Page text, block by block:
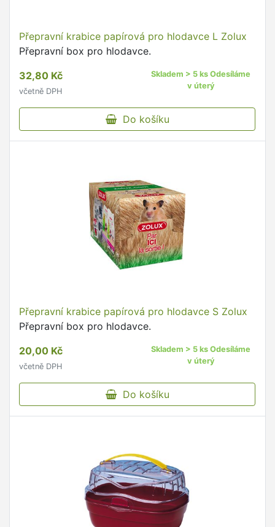
Přepravní krabice papírová pro hlodavce L Zolux
Přepravní box pro hlodavce.
32,80 Kč
včetně DPH
Skladem > 5 ks Odesíláme
v úterý
Do košíku
Přepravní krabice papírová pro hlodavce S Zolux
Přepravní box pro hlodavce.
20,00 Kč
včetně DPH
Skladem > 5 ks Odesíláme
v úterý
Do košíku